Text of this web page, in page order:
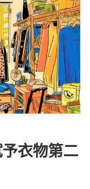
予衣物第二